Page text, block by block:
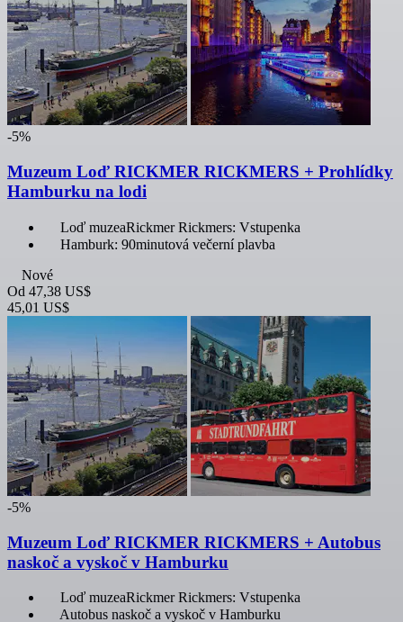
-5%
Muzeum Loď RICKMER RICKMERS + Prohlídky
Hamburku na lodi
Loď muzeaRickmer Rickmers: Vstupenka
Hamburk: 90minutová večerní plavba
Nové
Od 47,38 US$
45,01 US$
-5%
Muzeum Loď RICKMER RICKMERS + Autobus
naskoč a vyskoč v Hamburku
Loď muzeaRickmer Rickmers: Vstupenka
Autobus naskoč a vyskoč v Hamburku